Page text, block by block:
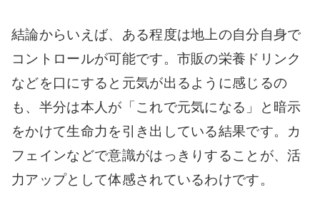
結論からいえば、ある程度は地上の自分自身で
コントロールが可能です。市販の栄養ドリンク
などを口にすると元気が出るように感じるの
も、半分は本人が「これで元気になる」と暗示
をかけて生命力を引き出している結果です。カ
フェインなどで意識がはっきりすることが、活
力アップとして体感されているわけです。